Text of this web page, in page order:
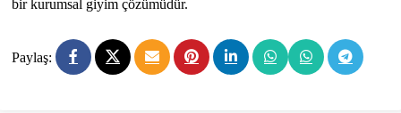
bir kurumsal giyim çözümüdür.
Paylaş: